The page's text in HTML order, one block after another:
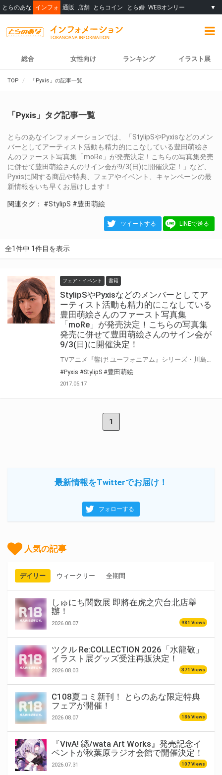
とらのあな インフォ 通販 店舗 とらコイン とら婚 WEBオンリー ▼
総合 女性向け ランキング イラスト展
TOP 「Pyxis」の記事一覧
「Pyxis」タグ記事一覧
とらのあなインフォメーションでは、「StylipSやPyxisなどのメン
バーとしてアーティスト活動も精力的にこなしている豊田萌絵さ
んのファースト写真集「moRe」が発売決定！こちらの写真集発売
に併せて豊田萌絵さんのサイン会が9/3(日)に開催決定！」など、
Pyxisに関する商品や特典、フェアやイベント、キャンペーンの最
新情報をいち早くお届けします！
関連タグ： #StylipS #豊田萌絵
ツイートする LINEで送る
全1件中 1件目を表示
フェア・イベント 書籍
StylipSやPyxisなどのメンバーとしてア
ーティスト活動も精力的にこなしている
豊田萌絵さんのファースト写真集
「moRe」が発売決定！こちらの写真集
発売に併せて豊田萌絵さんのサイン会が
9/3(日)に開催決定！
#Pyxis #StylipS #豊田萌絵
2017.05.17
1
最新情報をTwitterでお届け！
フォローする
人気の記事
デイリー ウィークリー 全期間
しゅにち関数展 即將在虎之穴台北店舉
辦！
2026.08.07 981 Views
ツクル Re:COLLECTION 2026「水龍敬」
イラスト展グッズ受注再販決定！
2026.08.03 371 Views
C108夏コミ新刊！ とらのあな限定特典
フェアが開催！
2026.08.07 186 Views
『VivA! 緜/wata Art Works』発売記念イ
ベントが秋葉原ラジオ会館で開催決定！
2026.07.31 107 Views